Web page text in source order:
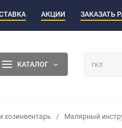
АКЦИИ ЗАКАЗАТЬ
КАТАЛОГ
хозинвентарь / Малярный